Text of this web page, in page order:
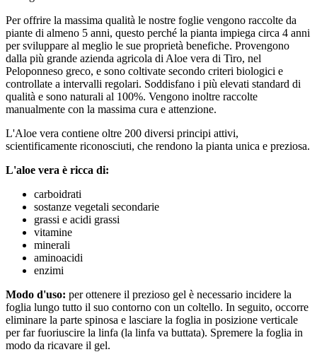
Per offrire la massima qualità le nostre foglie vengono raccolte da
piante di almeno 5 anni, questo perché la pianta impiega circa 4 anni
per sviluppare al meglio le sue proprietà benefiche. Provengono
dalla più grande azienda agricola di Aloe vera di Tiro, nel
Peloponneso greco, e sono coltivate secondo criteri biologici e
controllate a intervalli regolari. Soddisfano i più elevati standard di
qualità e sono naturali al 100%. Vengono inoltre raccolte
manualmente con la massima cura e attenzione.
L'Aloe vera contiene oltre 200 diversi principi attivi,
scientificamente riconosciuti, che rendono la pianta unica e preziosa.
L'aloe vera è ricca di:
carboidrati
sostanze vegetali secondarie
grassi e acidi grassi
vitamine
minerali
aminoacidi
enzimi
Modo d'uso: per ottenere il prezioso gel è necessario incidere la
foglia lungo tutto il suo contorno con un coltello. In seguito, occorre
eliminare la parte spinosa e lasciare la foglia in posizione verticale
per far fuoriuscire la linfa (la linfa va buttata). Spremere la foglia in
modo da ricavare il gel.